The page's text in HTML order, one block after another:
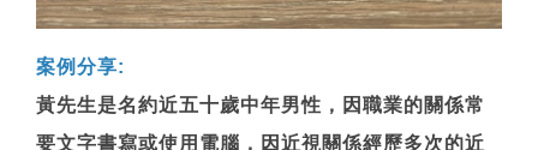
案例分享:
黃先生是名約近五十歲中年男性，因職業的關係常
要文字書寫或使用電腦，因近視關係經歷多次的近